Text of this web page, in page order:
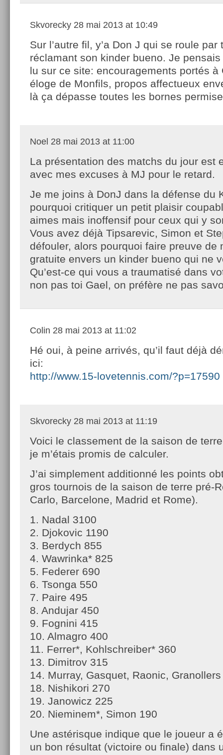
Skvorecky 28 mai 2013 at 10:49
Sur l’autre fil, y’a Don J qui se roule par
réclamant son kinder bueno. Je
lu sur ce site: encouragements portés à
éloge de Monfils, propos affectueux
là ça dépasse toutes les bornes
Noel 28 mai 2013 at 11:00
La présentation des matchs du jour est
avec mes excuses à MJ pour le retard.
Je me joins à DonJ dans la défense du
pourquoi critiquer un petit plaisir
aimes mais inoffensif pour ceux qui y
Vous avez déjà Tipsarevic, Simon et
défouler, alors pourquoi faire preuve de
gratuite envers un kinder bueno qui ne
Qu’est-ce qui vous a traumatisé dans
non pas toi Gael, on préfère ne pas
Colin 28 mai 2013 at 11:02
Hé oui, à peine arrivés, qu’il faut déjà
ici:
http://www.15-lovetennis.com/?p=17590
Skvorecky 28 mai 2013 at 11:19
Voici le classement de la saison de
je m’étais promis de calculer.
J’ai simplement additionné les points
gros tournois de la saison de terre pré-
Carlo, Barcelone, Madrid et Rome).
1. Nadal 3100
2. Djokovic 1190
3. Berdych 855
4. Wawrinka* 825
5. Federer 690
6. Tsonga 550
7. Paire 495
8. Andujar 450
9. Fognini 415
10. Almagro 400
11. Ferrer*, Kohlschreiber* 360
13. Dimitrov 315
14. Murray, Gasquet, Raonic,
18. Nishikori 270
19. Janowicz 225
20. Nieminem*, Simon 190
Une astérisque indique que le joueur a
un bon résultat (victoire ou finale) dans